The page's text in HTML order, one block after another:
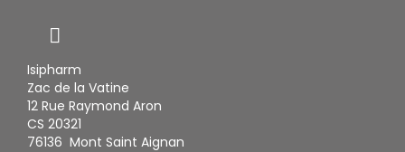
Isipharm
Zac de la Vatine
12 Rue Raymond Aron
CS 20321
76136 Mont Saint Aignan